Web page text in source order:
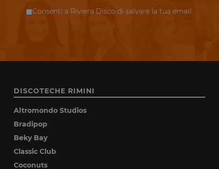
Consenti a Riviera Disco di salvare la tua email.
DISCOTECHE RIMINI
Altromondo Studios
Bradipop
Beky Bay
Classic Club
Coconuts